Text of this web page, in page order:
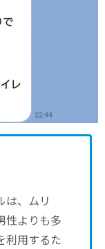
は、ムリ
性よりも多
利用するた